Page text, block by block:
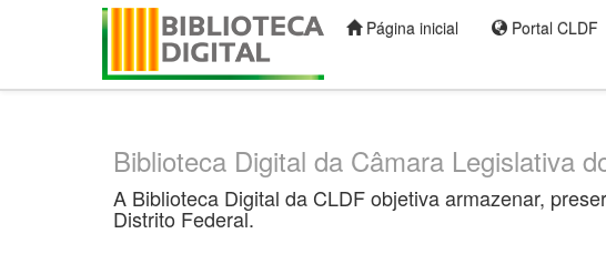
Página inicial Portal CLDF
Biblioteca Digital da Câmara Legislativa
A Biblioteca Digital da CLDF objetiva armazenar,
Distrito Federal.